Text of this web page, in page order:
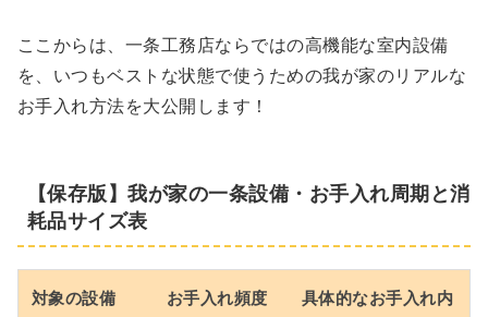
ここからは、一条工務店ならではの高機能な室内設備
を、いつもベストな状態で使うための我が家のリアルな
お手入れ方法を大公開します！
【保存版】我が家の一条設備・お手入れ周期と消
耗品サイズ表
対象の設備 お手入れ頻度
具体的なお手入れ内